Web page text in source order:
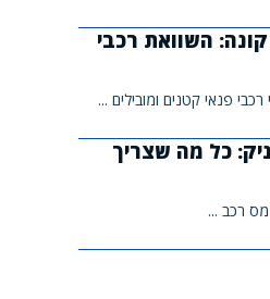
קונה: השוואת רכבי
פנאי קטנים ומובילים ...
כל מה שצריך
מס רכב ...